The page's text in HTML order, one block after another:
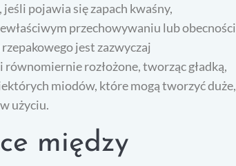
pojawia się zapach kwaśny,
przechowywaniu lub obecności
jest zazwyczaj
równomiernie rozłożone, tworząc gładką,
miodów, które mogą tworzyć duże,
użyciu.
między